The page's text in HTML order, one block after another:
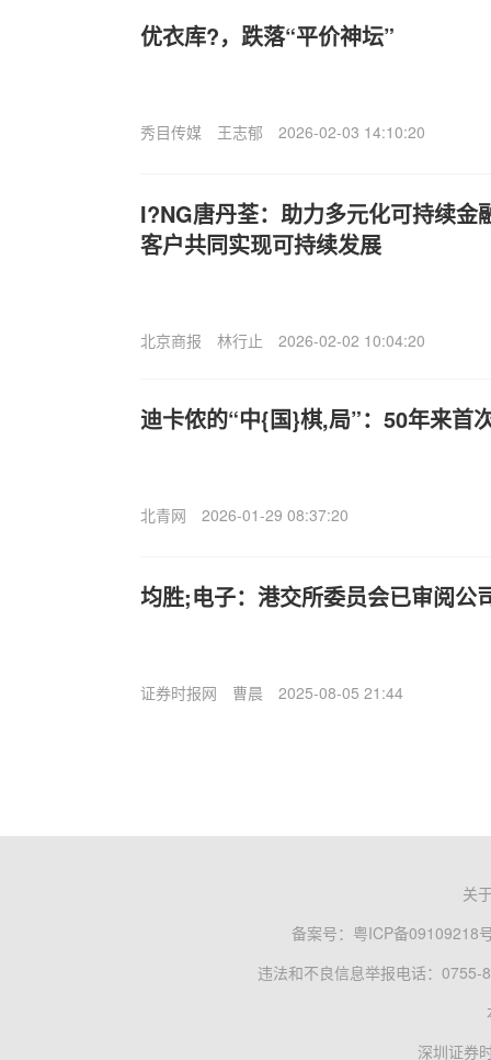
优衣库?，跌落“平价神坛”
秀目传媒 王志郁 2026-02-03 14:10:20
I?NG唐丹荃：助力多元化可持续金
客户共同实现可持续发展
北京商报 林行止 2026-02-02 10:04:20
迪卡侬的“中{国}棋,局”：50年来首
北青网 2026-01-29 08:37:20
均胜;电子：港交所委员会已审阅公
证券时报网 曹晨 2025-08-05 21:44
关
备案号： 粤ICP备09109218
违法和不良信息举报电话：0755-
深圳证券